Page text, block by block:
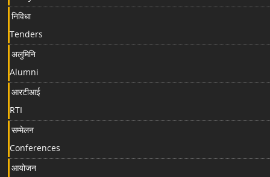
निविधा
Tenders
अलुमिनि
Alumni
आरटीआई
RTI
सम्मेलन
Conferences
आयोजन